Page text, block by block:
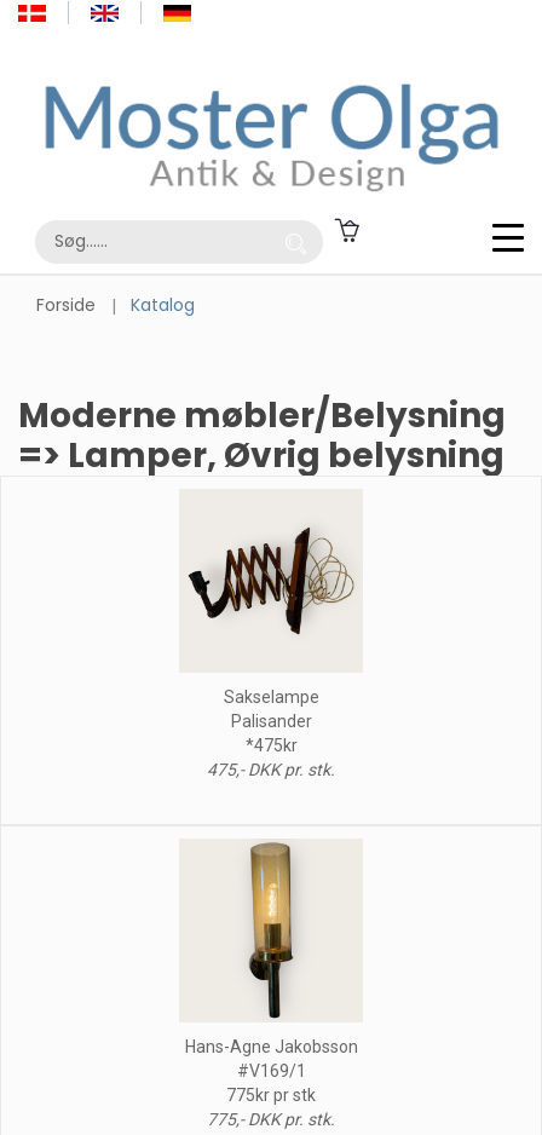
Forside Katalog
Moderne møbler/Belysning
=> Lamper, Øvrig belysning
Sakselampe
Palisander
*475kr
475,- DKK pr. stk.
Hans-Agne Jakobsson
#V169/1
775kr pr stk
775,- DKK pr. stk.